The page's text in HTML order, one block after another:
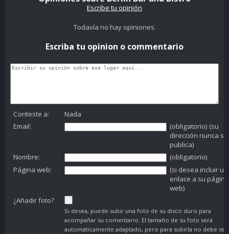
Escribe tu opinión
Todavía no hay opiniones.
Escriba tu opinion o commentario
Conteste a:
Nada
Email:
(obligatorio) (su
dirección nunca se
publica)
Nombre:
(obligatorio)
Página web:
(si desea incluir un
enlace a su página
web)
¿Añadir foto?
Si desea, puede subir una foto de su disco duro para
acompañar su comentario. El tamaño de su foto será
automáticamente adaptado, pero para subirla no debe ser